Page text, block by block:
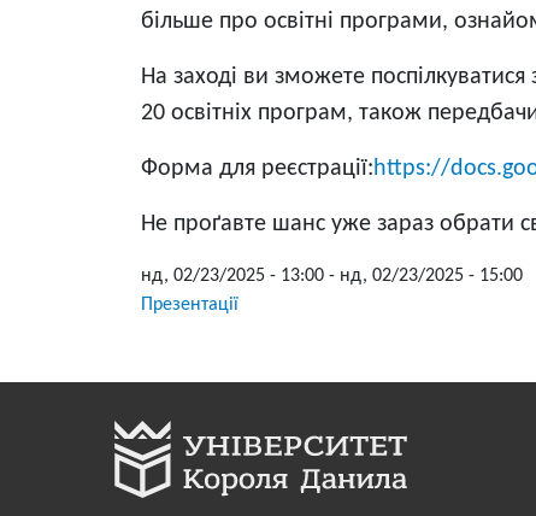
більше про освітні програми,
На заході ви зможете
20 освітніх програм, також
Форма для реєстрації:https://
Не проґавте шанс уже зараз обрати
нд, 02/23/2025 - 13:00 - нд, 02/23/2025 - 15:00
Презентації